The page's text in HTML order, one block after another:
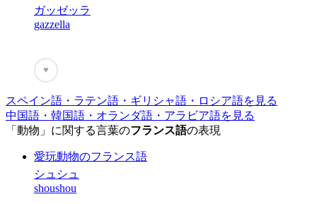
ガッゼッラ
gazzella
♥
スペイン語・ラテン語・ギリシャ語・ロシア語を見る
中国語・韓国語・オランダ語・アラビア語を見る
「動物」に関する言葉のフランス語の表現
愛玩動物のフランス語
シュシュ
shoushou